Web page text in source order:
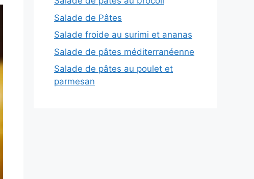
Salade de Pâtes
Salade froide au surimi et ananas
Salade de pâtes méditerranéenne
Salade de pâtes au poulet et
parmesan